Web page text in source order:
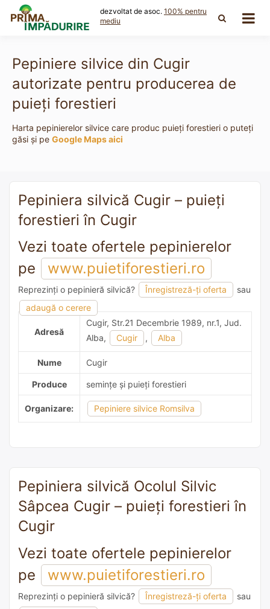
content
dezvoltat de asoc. 100% pentru
mediu
Pepiniere silvice din Cugir
autorizate pentru producerea de
puieți forestieri
Harta pepinierelor silvice care produc puieți forestieri o puteți
găsi și pe Google Maps aici
Pepiniera silvică Cugir – puieți
forestieri în Cugir
Vezi toate ofertele pepinierelor
pe
www.puietiforestieri.ro
Reprezinți o pepinieră silvică? Înregistreză-ți oferta
sau
adaugă o cerere
adaugă o recomandare
Adresă
Cugir, Str.21 Decembrie 1989, nr.1, Jud.
Alba,
Cugir , Alba
Nume Cugir
Produce semințe și puieți forestieri
Organizare: Pepiniere silvice Romsilva
Pepiniera silvică Ocolul Silvic
Sâpcea Cugir – puieți forestieri în
Cugir
Vezi toate ofertele pepinierelor
pe
www.puietiforestieri.ro
Reprezinți o pepinieră silvică? Înregistreză-ți oferta
sau